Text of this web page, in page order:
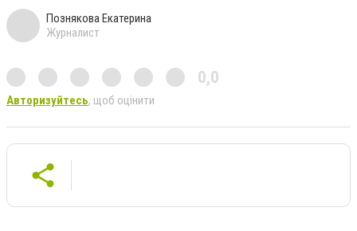
Познякова Екатерина
Журналист
0,0
Авторизуйтесь, щоб оцінити